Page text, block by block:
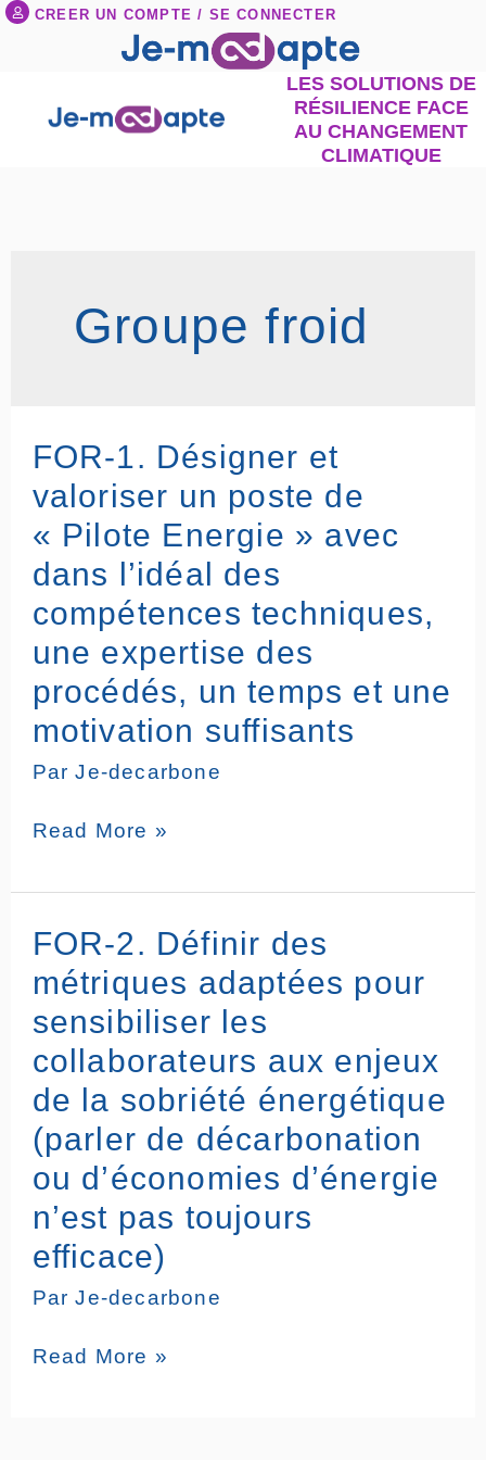
AllerCREER UN COMPTE / SE CONNECTER
LES SOLUTIONS DE
RÉSILIENCE FACE
AU CHANGEMENT
CLIMATIQUE
Groupe froid
FOR-1. Désigner et
valoriser un poste de
« Pilote Energie » avec
dans l’idéal des
compétences techniques,
une expertise des
procédés, un temps et une
motivation suffisants
ParJe-decarbone
FOR-
1.
Désigner
et
valoriser
un
poste
de
« Pilote
Energie »
avec
dans
l’idéal
techniques,
expertise
procédés,
temps
et
motivation
suffisants
Read More »
FOR-2. Définir des
métriques adaptées pour
sensibiliser les
collaborateurs aux enjeux
de la sobriété énergétique
(parler de décarbonation
ou d’économies d’énergie
n’est pas toujours
efficace)
ParJe-decarbone
FOR-
2.
Définir
des
métriques
adaptées
pour
sensibiliser
les
collaborateurs
aux
enjeux
de
la
sobriété
(parler
Read More »